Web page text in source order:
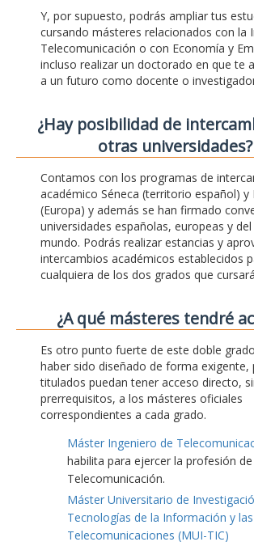
Y, por supuesto, podrás ampliar tus
cursando másteres relacionados con la
Telecomunicación o con Economía y
incluso realizar un doctorado en que te
a un futuro como docente o
¿Hay posibilidad de
otras universidades?
Contamos con los programas de
académico Séneca (territorio español) y
(Europa) y además se han firmado
universidades españolas, europeas y
mundo. Podrás realizar estancias y
intercambios académicos establecidos
cualquiera de los dos grados que
¿A qué másteres tendré
Es otro punto fuerte de este doble
haber sido diseñado de forma exigente,
titulados puedan tener acceso directo,
prerrequisitos, a los másteres oficiales
correspondientes a cada grado.
Máster Ingeniero de
habilita para ejercer la profesión
Telecomunicación.
Máster Universitario de
Tecnologías de la Información y las
Telecomunicaciones (MUI-TIC)